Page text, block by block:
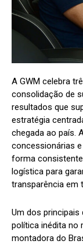
A GWM celebra
consolidação de
resultados que
estratégia
chegada ao país.
concessionárias
forma
logística para
transparência em
Um dos
política inédita no
montadora do